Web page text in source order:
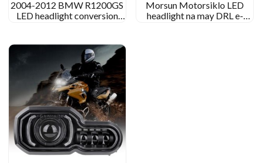
2004-2012 BMW R1200GS
LED headlight conversion
Morsun Motorsiklo LED
headlight na may DRL e-